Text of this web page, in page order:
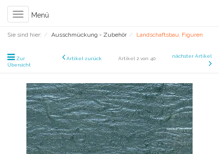
Toggle
navigation
Menü
Sie sind hier: Ausschmückung - Zubehör Landschaftsbau, Figuren
Zur
Übersicht
Artikel zurück Artikel 2 von 40 nächster Artikel